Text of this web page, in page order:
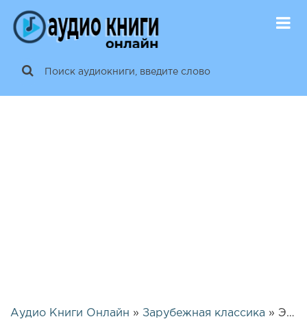
Аудио Книги Онлайн » Зарубежная классика » Эрнст Теодор Амадей Гофман – Песочный человек | 25806